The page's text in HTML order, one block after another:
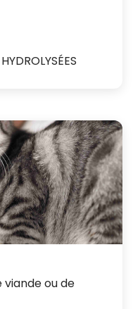
viande ou de